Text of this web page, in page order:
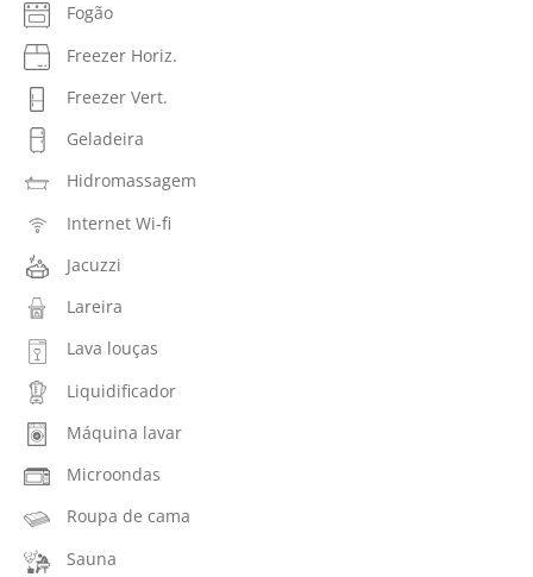
Fogão
Freezer Horiz.
Freezer Vert.
Geladeira
Hidromassagem
Internet Wi-fi
Jacuzzi
Lareira
Lava louças
Liquidificador
Máquina lavar
Microondas
Roupa de cama
Sauna